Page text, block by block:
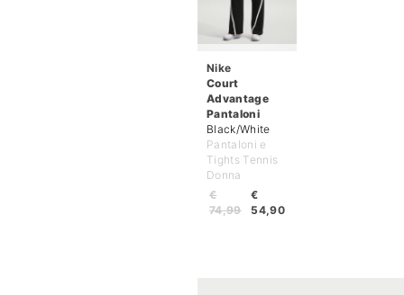
Nike
Court
Advantage
Pantaloni
Black/White
Pantaloni e
Tights Tennis
Donna
€
54,90
€
74,99